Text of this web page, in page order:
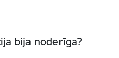
bija noderīga?